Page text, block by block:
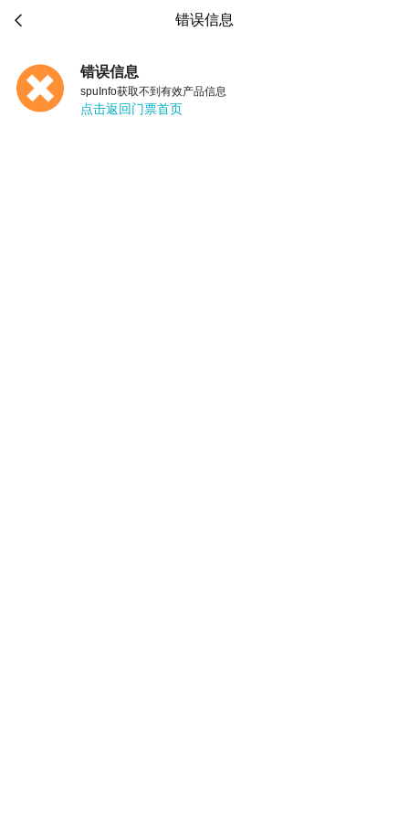
 错误信息
错误信息
spuInfo获取不到有效产品信息
点击返回门票首页